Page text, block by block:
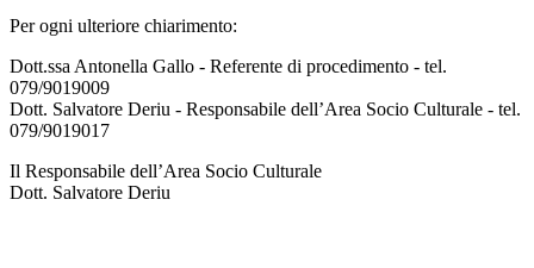
Per ogni ulteriore chiarimento:
Dott.ssa Antonella Gallo - Referente di procedimento - tel.
079/9019009
Dott. Salvatore Deriu - Responsabile dell’Area Socio Culturale - tel.
079/9019017
Il Responsabile dell’Area Socio Culturale
Dott. Salvatore Deriu